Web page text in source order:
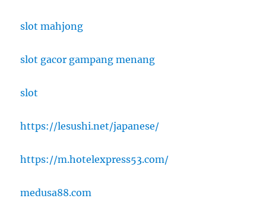
slot mahjong
slot gacor gampang menang
slot
https://lesushi.net/japanese/
https://m.hotelexpress53.com/
medusa88.com